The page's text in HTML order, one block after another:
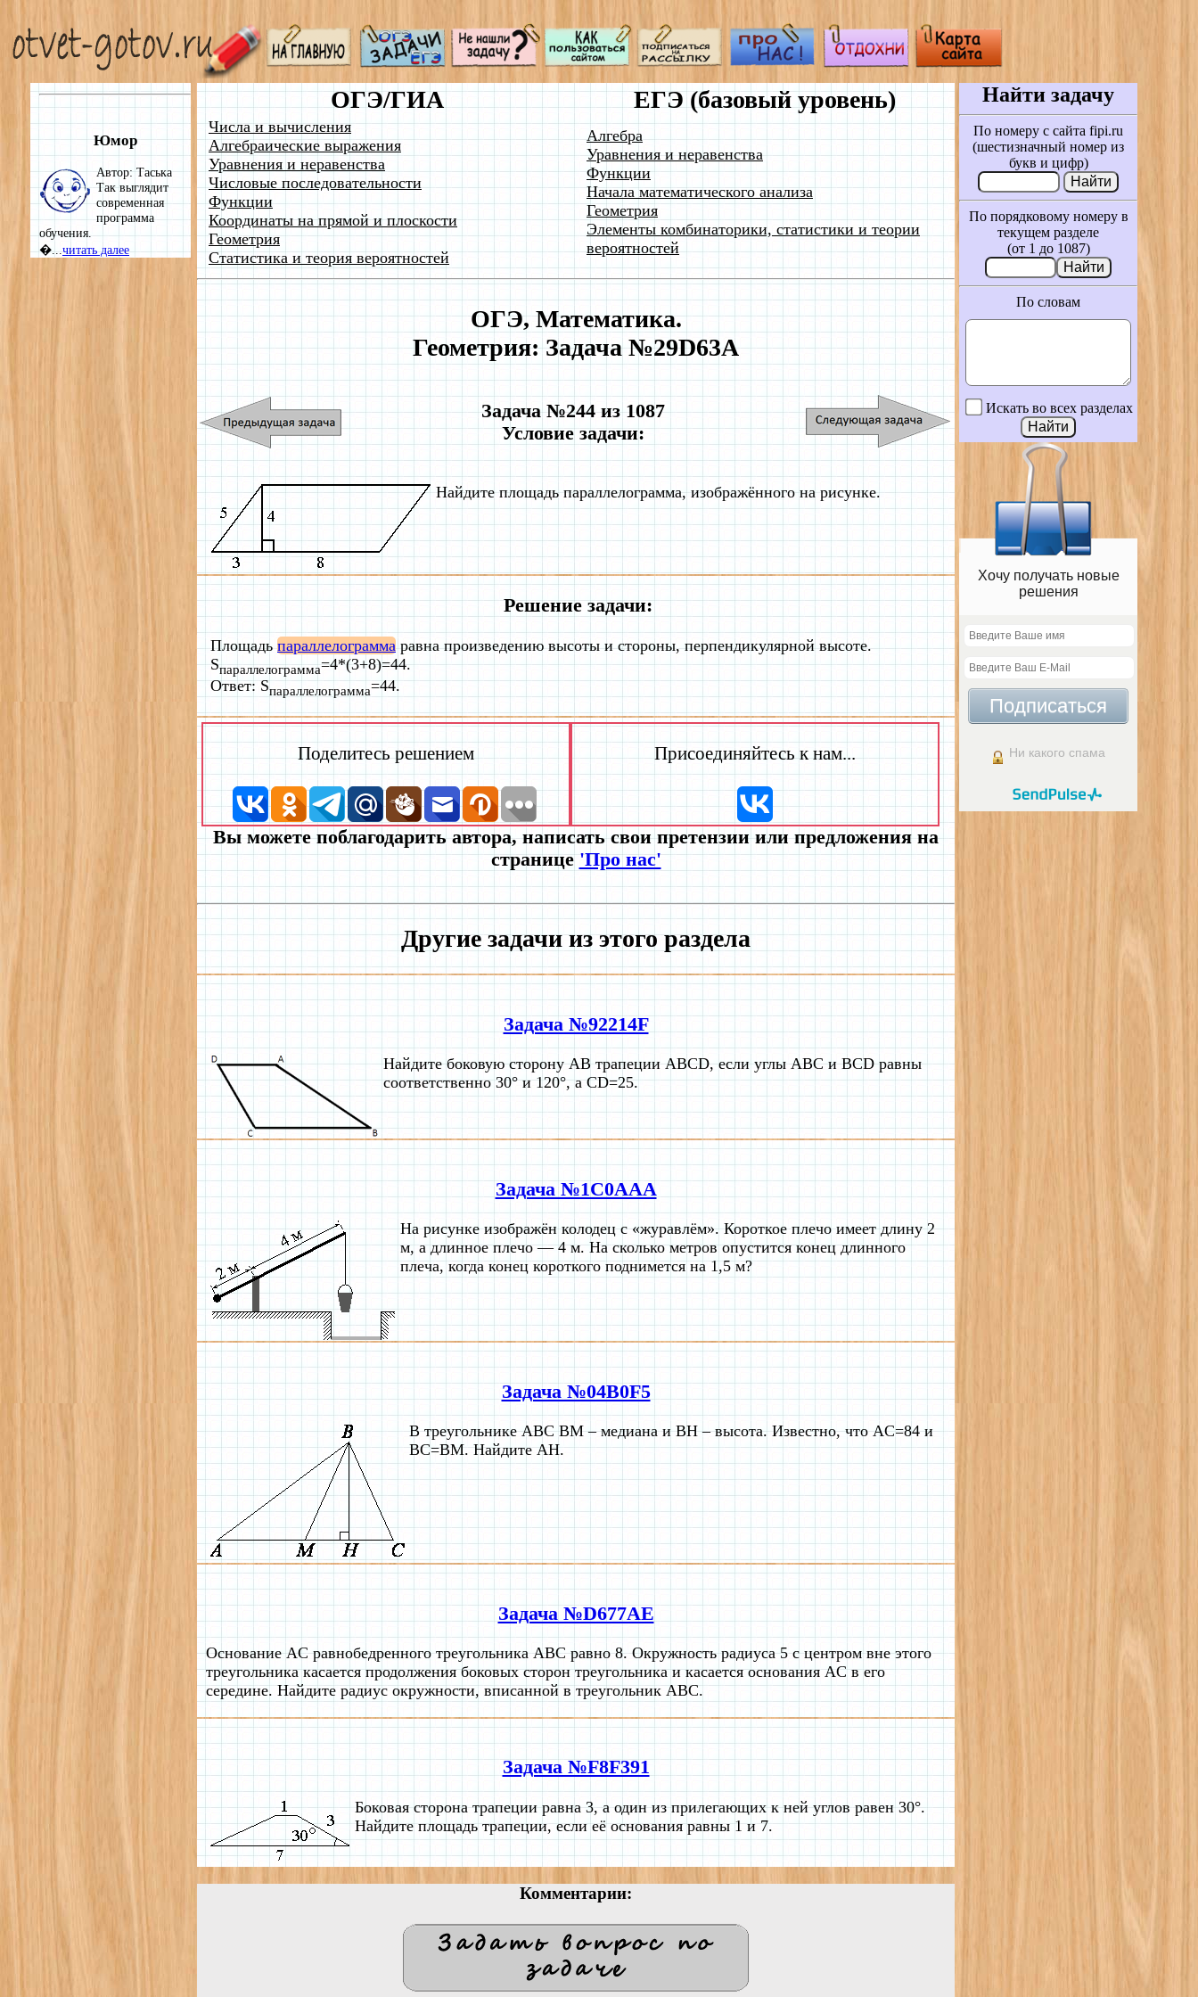
Юмор
Автор: Таська
Так выглядит
современная
программа
обучения.
�...читать далее
ОГЭ/ГИА ЕГЭ (базовый уровень)
Числа и вычисления
Алгебраические выражения
Уравнения и неравенства
Числовые последовательности
Функции
Координаты на прямой и плоскости
Геометрия
Статистика и теория вероятностей
Алгебра
Уравнения и неравенства
Функции
Начала математического анализа
Геометрия
Элементы комбинаторики, статистики и теории
вероятностей
ОГЭ, Математика.
Геометрия: Задача №29D63A
Задача №244 из 1087
Условие задачи:
Найдите площадь параллелограмма, изображённого на рисунке.
Решение задачи:
Площадьпараллелограммаравна произведению высоты и стороны, перпендикулярной высоте.
Sпараллелограмма=4*(3+8)=44.
Ответ: Sпараллелограмма=44.
Поделитесь решением Присоединяйтесь к нам...
Вы можете поблагодарить автора, написать свои претензии или предложения на
странице'Про нас'
Другие задачи из этого раздела
Задача №92214F
Найдите боковую сторону AB трапеции ABCD, если углы ABC и BCD равны
соответственно 30° и 120°, а CD=25.
Задача №1C0AAA
На рисунке изображён колодец с «журавлём». Короткое плечо имеет длину 2
м, а длинное плечо — 4 м. На сколько метров опустится конец длинного
плеча, когда конец короткого поднимется на 1,5 м?
Задача №04B0F5
В треугольнике ABC BM – медиана и BH – высота. Известно, что AC=84 и
BC=BM. Найдите AH.
Задача №D677AE
Основание AC равнобедренного треугольника ABC равно 8. Окружность радиуса 5 с центром вне этого
треугольника касается продолжения боковых сторон треугольника и касается основания AC в его
середине. Найдите радиус окружности, вписанной в треугольник ABC.
Задача №F8F391
Боковая сторона трапеции равна 3, а один из прилегающих к ней углов равен 30°.
Найдите площадь трапеции, если её основания равны 1 и 7.
Комментарии:
Найти задачу
По номеру с сайта fipi.ru
(шестизначный номер из
букв и цифр)
По порядковому номеру в
текущем разделе
(от 1 до 1087)
По словам
Искать во всех разделах
Хочу получать новые
решения
Подписаться
Ни какого спама